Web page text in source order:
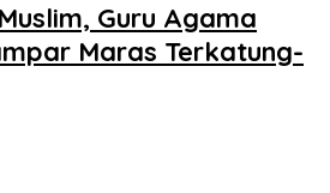
Guru Agama
Maras Terkatung-